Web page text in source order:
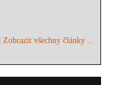
|Zobrazit všechny články ...